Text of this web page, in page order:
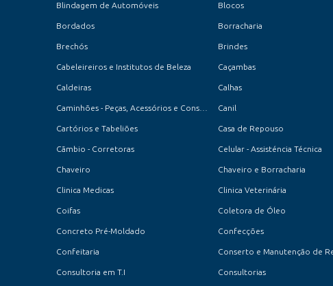
Blindagem de Automóveis Blocos
Bordados Borracharia
Brechós Brindes
Cabeleireiros e Institutos de Beleza Caçambas
Caldeiras Calhas
Canil
Cartórios e Tabeliões Casa de Repouso
Cãmbio - Corretoras Celular - Assisténcia Técnica
Chaveiro Chaveiro e Borracharia
Clinica Medicas Clinica Veterinária
Coifas Coletora de Óleo
Concreto Pré-Moldado Confecções
Confeitaria
Consultoria em T.I Consultorias